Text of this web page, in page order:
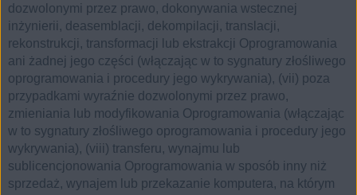
dozwolonymi przez prawo, dokonywania wstecznej
inżynierii, deasemblacji, dekompilacji, translacji,
rekonstrukcji, transformacji lub ekstrakcji Oprogramowania
ani żadnej jego części (włączając w to sygnatury złośliwego
oprogramowania i procedury jego wykrywania), (vii) poza
przypadkami wyraźnie dozwolonymi przez prawo,
zmieniania lub modyfikowania Oprogramowania (włączając
w to sygnatury złośliwego oprogramowania i procedury jego
wykrywania), (viii) transferu, wynajmu lub
sublicencjonowania Oprogramowania w sposób inny niż
sprzedaż, wynajem lub przekazanie komputera, na którym